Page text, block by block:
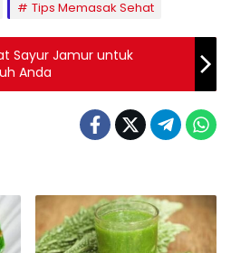
Tips Memasak Sehat
Sayur Jamur untuk
Anda